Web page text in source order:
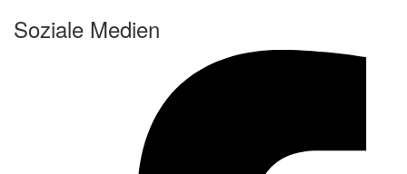
Soziale Medien